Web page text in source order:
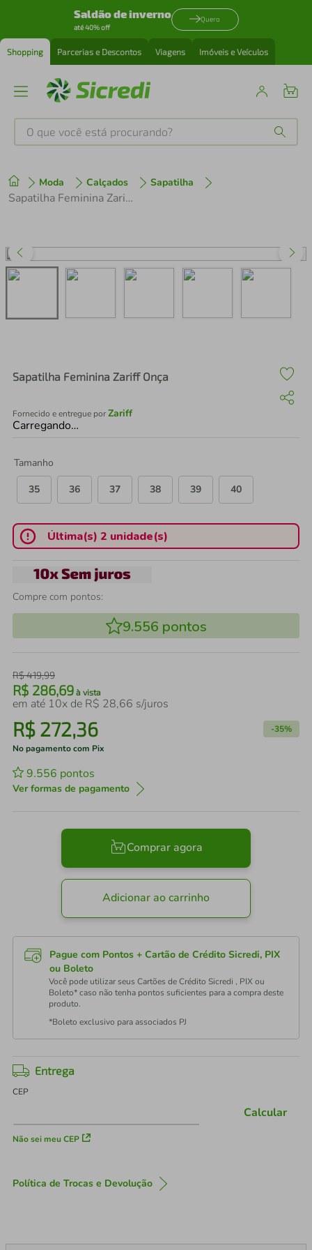
Saldão de inverno
até 40% off
Quero
Shopping Parcerias e Descontos Viagens Imóveis e Veículos
O que você está procurando?
Moda Calçados Sapatilha
Sapatilha Feminina Zariff Onça
Sapatilha Feminina Zariff Onça
Fornecido e entregue porZariff
Carregando…
Tamanho
35
36 37 38 39 40
Última(s) 2 unidade(s)
Compre com pontos:
9.556 pontos
R$419,99
R$ 286,69 à vista
em até 10x de R$ 28,66 s/juros
R$ 272,36 -35%
No pagamento com Pix
9.556 pontos
Ver formas de pagamento
Comprar agora
Adicionar ao carrinho
Pague com Pontos + Cartão de Crédito Sicredi, PIX
ou Boleto
Você pode utilizar seus Cartões de Crédito Sicredi , PIX ou
Boleto* caso não tenha pontos suficientes para a compra deste
produto.
*Boleto exclusivo para associados PJ
Entrega
CEP
Não sei meu CEP
Calcular
Política de Trocas e Devolução
1º tenis
perfume